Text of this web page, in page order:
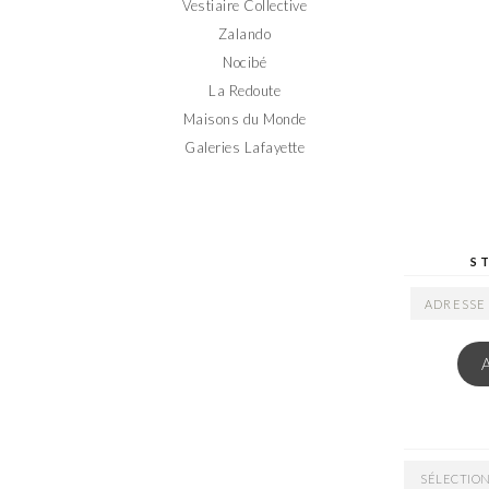
Vestiaire Collective
Zalando
Nocibé
La Redoute
Maisons du Monde
Galeries Lafayette
ADRESSE
ARCHIVES